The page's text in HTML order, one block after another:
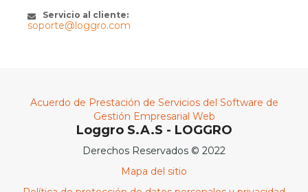
Servicio al cliente:
soporte@loggro.com
Acuerdo de Prestación de Servicios del Software de
Gestión Empresarial Web
Loggro S.A.S - LOGGRO
Derechos Reservados © 2022
Mapa del sitio